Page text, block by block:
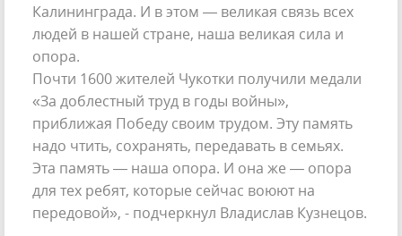
Калининграда. И в этом — великая связь всех
людей в нашей стране, наша великая сила и
опора.
Почти 1600 жителей Чукотки получили медали
«За доблестный труд в годы войны»,
приближая Победу своим трудом. Эту память
надо чтить, сохранять, передавать в семьях.
Эта память — наша опора. И она же — опора
для тех ребят, которые сейчас воюют на
передовой», - подчеркнул Владислав Кузнецов.